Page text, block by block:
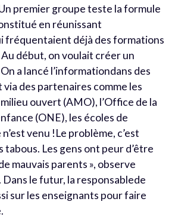
premier groupe teste la formule
en réunissant
fréquentaient déjà des formations
début, on voulait créer un
a lancé l’informationdans des
des partenaires comme les
ouvert (AMO), l’Office de la
(ONE), les écoles de
venu !Le problème, c’est
tabous. Les gens ont peur d’être
mauvais parents », observe
le futur, la responsablede
sur les enseignants pour faire